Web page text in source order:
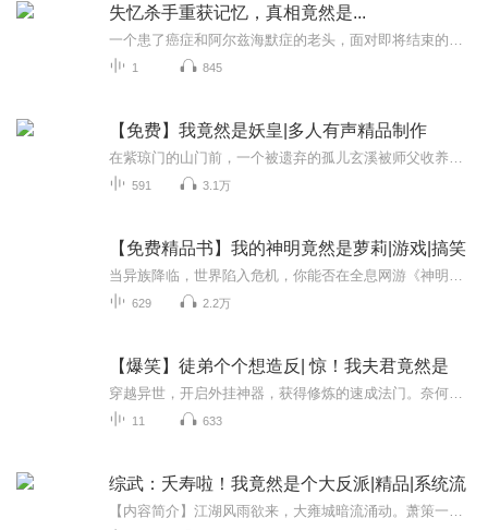
失忆杀手重获记忆，真相竟然是...
1 845
【免费】我竟然是妖皇|多人有声精品制作
591 3.1万
【免费精品书】我的神明竟然是萝莉|游戏|搞笑
629 2.2万
【爆笑】徒弟个个想造反| 惊！我夫君竟然是
11 633
综武：夭寿啦！我竟然是个大反派|精品|系统流